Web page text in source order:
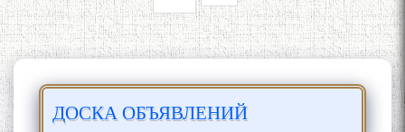
ДОСКА ОБЪЯВЛЕНИЙ